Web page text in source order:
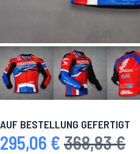
AUF BESTELLUNG GEFERTIGT
Sonderpreis
295,06 € Regulärer Preis
368,83 €